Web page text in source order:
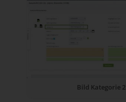
Bild Kategorie 2